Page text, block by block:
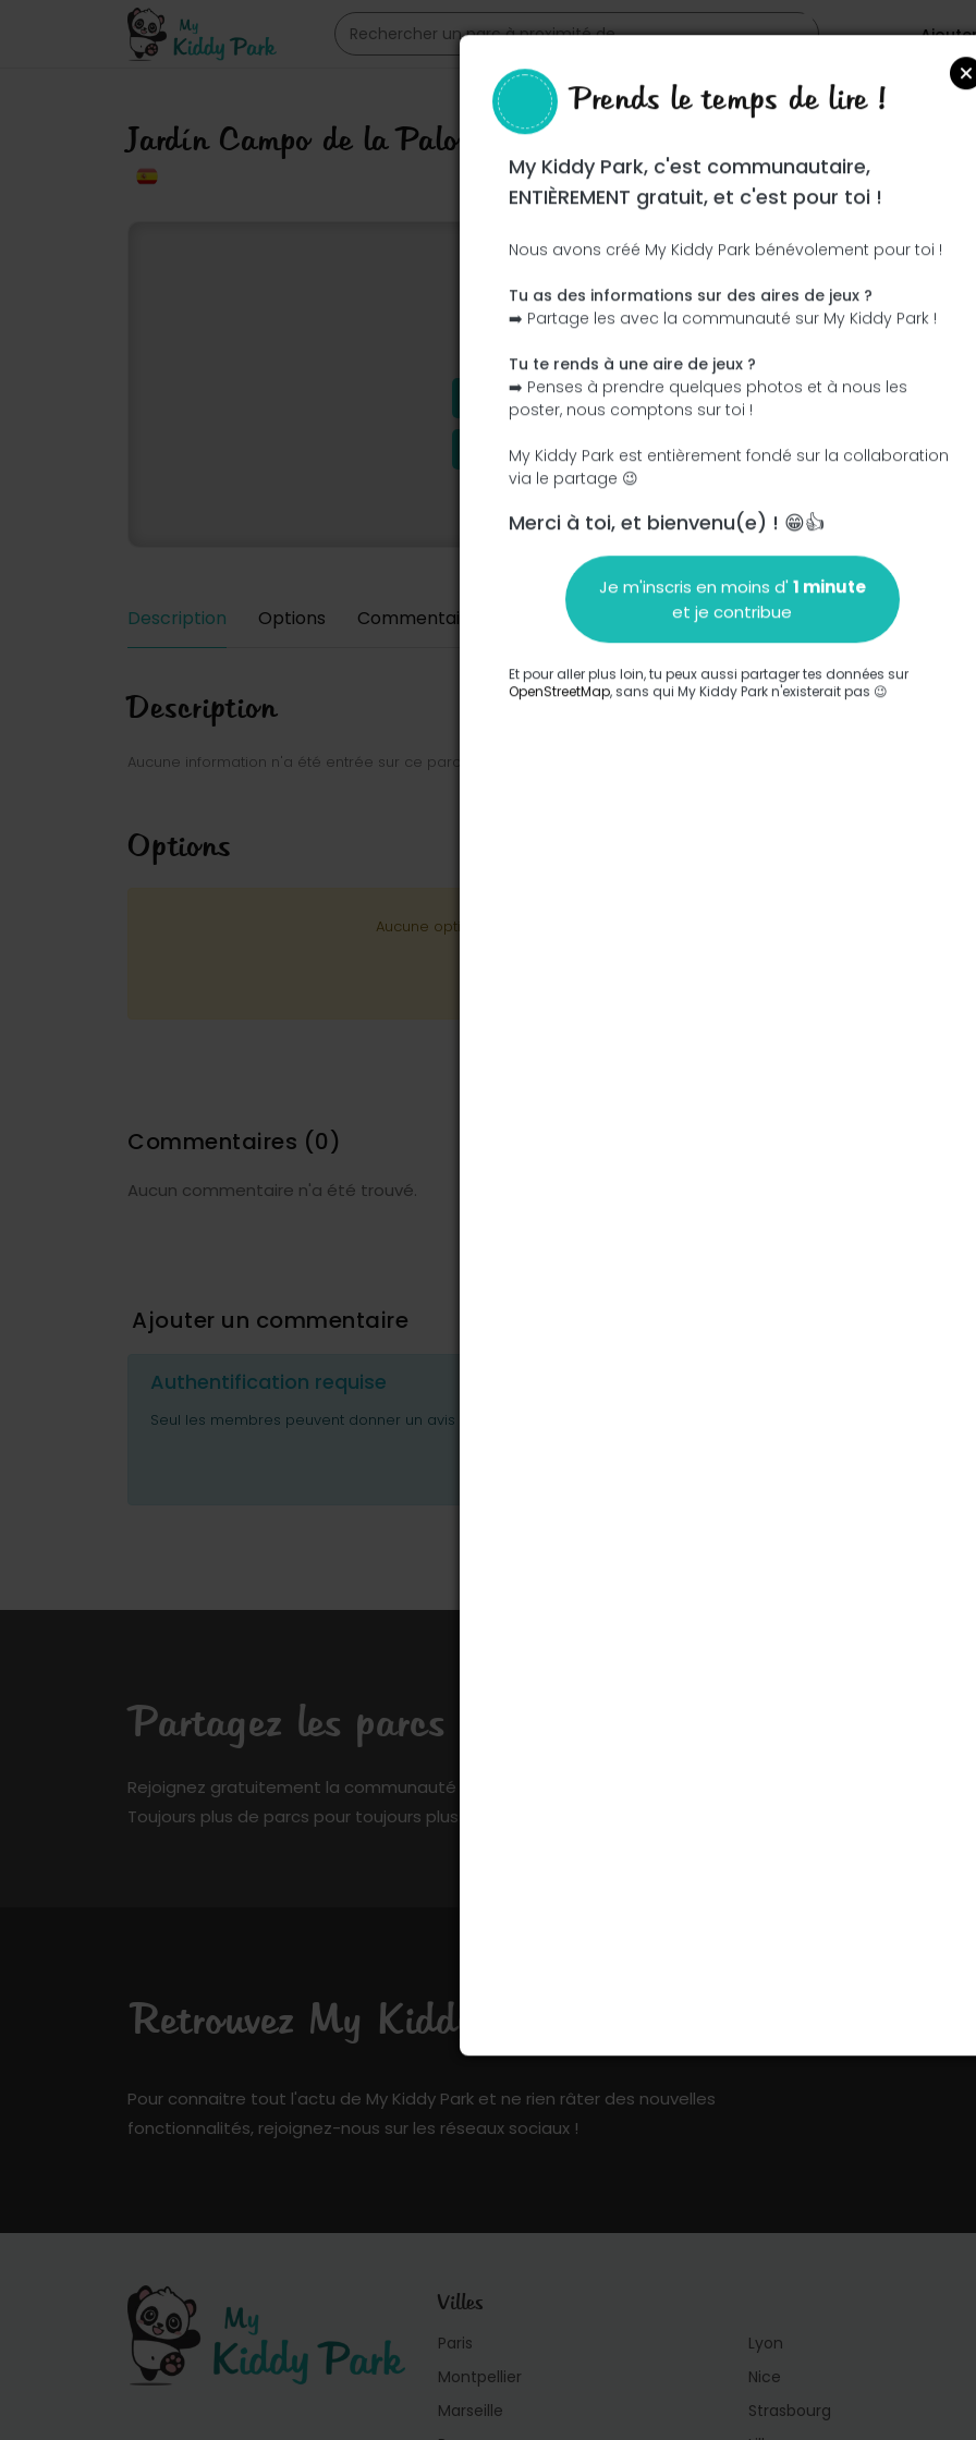
Jardín Campo de la Paloma
Ce parc n'a pas encore été visité ! À toi de jouer !
J'ajoute le nom J'ajoute des photos
J'ajoute une description J'ajoute les équipements
Description Options Commentaires Ajouter un commentaire
Description
Aucune information n'a été entrée sur ce parc.
Options
Aucune option n'a été entrée sur ce parc.
Commentaires (0)
Aucun commentaire n'a été trouvé.
Ajouter un commentaire
Authentification requise
Seul les membres peuvent donner un avis ou poser des questions.
Partagez les parcs que vous connaissez
Rejoignez gratuitement la communauté de My Kiddy Park et ajoutez votre pierre à l’édifice !
Toujours plus de parcs pour toujours plus de fun !
Retrouvez My Kiddy Park sur les réseaux sociaux !
Pour connaitre tout l'actu de My Kiddy Park et ne rien râter des nouvelles
fonctionnalités, rejoignez-nous sur les réseaux sociaux !
Villes
Paris
Montpellier
Marseille
Lyon
Nice
Strasbourg
Prends le temps de lire !
My Kiddy Park, c'est communautaire,
ENTIÈREMENT gratuit, et c'est pour toi !
Nous avons créé My Kiddy Park bénévolement pour toi !
Tu as des informations sur des aires de jeux ?
➡️ Partage les avec la communauté sur My Kiddy Park !
Tu te rends à une aire de jeux ?
➡️ Penses à prendre quelques photos et à nous les
poster, nous comptons sur toi !
My Kiddy Park est entièrement fondé sur la collaboration
via le partage 😉
Merci à toi, et bienvenu(e) ! 😁👍
Je m'inscris en moins d'1 minute
et je contribue
Et pour aller plus loin, tu peux aussi partager tes données sur
OpenStreetMap, sans qui My Kiddy Park n'existerait pas 😉